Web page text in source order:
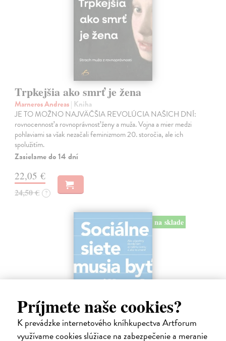
Príjmete naše cookies?
K prevádzke internetového kníhkupectva Artforum
využívame cookies slúžiace na zabezpečenie a meranie
Trpkejšia ako smrť je žena
Marneros Andreas| Kniha
JE TO MOŽNO NAJVÄČŠIA REVOLÚCIA NAŠICH DNÍ:
rovnocennosť a rovnoprávnosť ženy a muža. Vojna a mier medzi
pohlaviami sa však nezačali feminizmom 20. storočia, ale ich
spolužitím.
Zasielame do 14 dní
22,05 €
24,50 € ?
na sklade